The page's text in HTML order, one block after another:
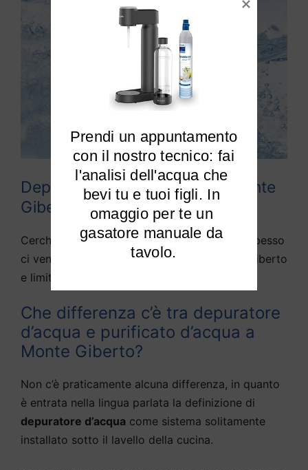
Depuratori acqua domestici Monte
Giberto
Cerchiamo di rispondere alle domande che spesso
ci vengono fatte da diversi utenti di Monte Giberto
e limitrofi:
Che differenza c’è tra depuratore
d’acqua e purificato d’acqua a
Monte Giberto?
Non c’è praticamente alcuna differenza, in quanto
è entrata nella lingua parlata la definizione di
depuratore d’acqua come sistema solitamente
installato sotto il lavello della cucina.
Prendi un appuntamento
l'analisi dell'acqua che
bevi tu e tuoi figli. In
omaggio per te un
gasatore manuale da
tavolo.